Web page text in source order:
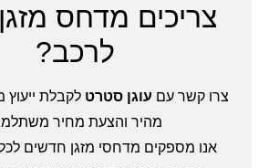
צריכים מדחס
לרכב?
צרו קשר עם עוגן סטרט לקבלת ייעוץ
מהיר והצעת מחיר
אנו מספקים מדחסי מזגן חדשים